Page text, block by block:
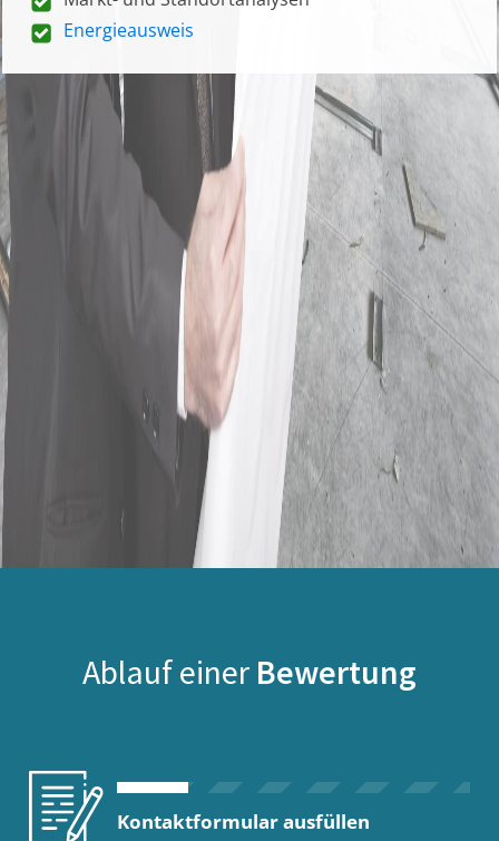
Energieausweis
Ablauf einer Bewertung
Kontaktformular ausfüllen